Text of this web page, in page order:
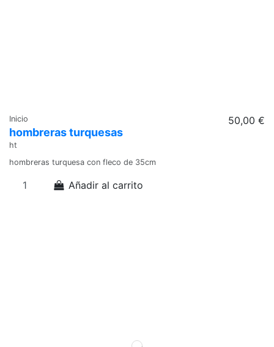
Inicio
hombreras turquesas
ht
50,00 €
hombreras turquesa con fleco de 35cm
Añadir al carrito